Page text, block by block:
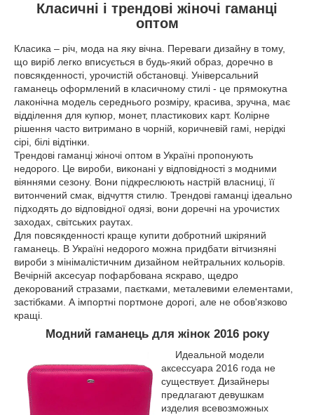
Класичні і трендові жіночі гаманці
оптом
Класика – річ, мода на яку вічна. Переваги дизайну в тому,
що виріб легко вписується в будь-який образ, доречно в
повсякденності, урочистій обстановці. Універсальний
гаманець оформлений в класичному стилі - це прямокутна
лаконічна модель середнього розміру, красива, зручна, має
відділення для купюр, монет, пластикових карт. Колірне
рішення часто витримано в чорній, коричневій гамі, нерідкі
сірі, білі відтінки.
Трендові гаманці жіночі оптом в Україні пропонують
недорого. Це вироби, виконані у відповідності з модними
віяннями сезону. Вони підкреслюють настрій власниці, її
витончений смак, відчуття стилю. Трендові гаманці ідеально
підходять до відповідної одязі, вони доречні на урочистих
заходах, світських раутах.
Для повсякденності краще купити добротний шкіряний
гаманець. В Україні недорого можна придбати вітчизняні
вироби з мінімалістичним дизайном нейтральних кольорів.
Вечірній аксесуар пофарбована яскраво, щедро
декорований стразами, паєтками, металевими елементами,
застібками. А імпортні портмоне дорогі, але не обов'язково
кращі.
Модний гаманець для жінок 2016 року
Идеальной модели
аксессуара 2016 года не
существует. Дизайнеры
предлагают девушкам
изделия всевозможных